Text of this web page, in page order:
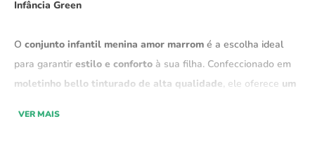
Infância Green
O conjunto infantil menina amor marrom é a escolha ideal
para garantir estilo e conforto à sua filha. Confeccionado em
moletinho bello tinturado de alta qualidade, ele oferece um
VER MAIS